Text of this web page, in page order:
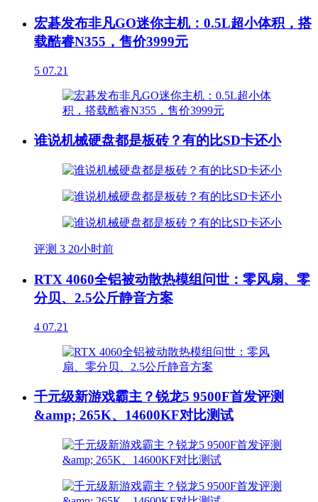
宏碁发布非凡GO迷你主机：0.5L超小体积，搭
载酷睿N355，售价3999元
5 07.21
谁说机械硬盘都是板砖？有的比SD卡还小
评测 3 20小时前
RTX 4060全铝被动散热模组问世：零风扇、零
分贝、2.5公斤静音方案
4 07.21
千元级新游戏霸主？锐龙5 9500F首发评测
&amp; 265K、14600KF对比测试